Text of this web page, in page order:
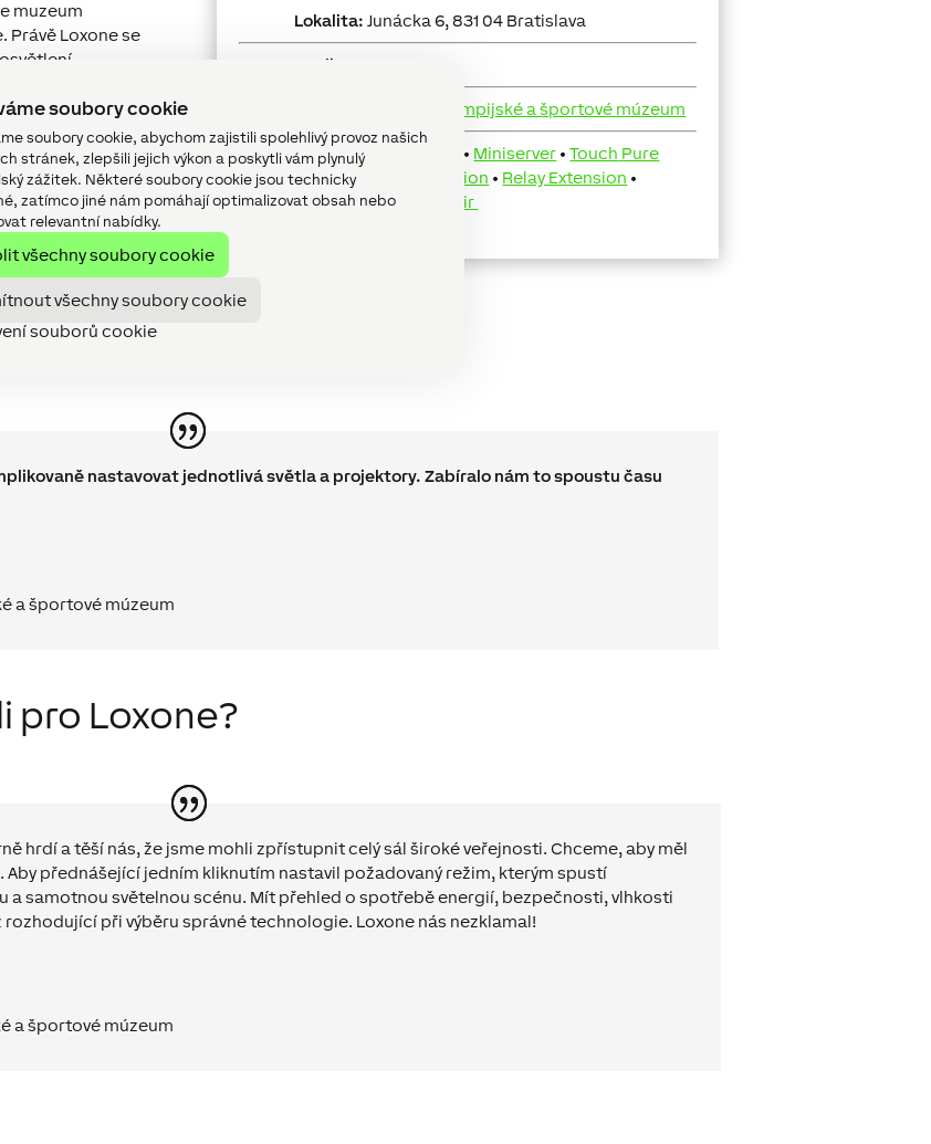
soubory cookie
soubory cookie, abychom zajistili spolehlivý provoz našich
stránek, zlepšili jejich výkon a poskytli vám plynulý
zážitek. Některé soubory cookie jsou technicky
zatímco jiné nám pomáhají optimalizovat obsah nebo
relevantní nabídky.
všechny soubory cookie
všechny soubory cookie
souborů cookie
muzeum
Právě Loxone se
energie.
správu celého
Při
síň automaticky
si pomocí
celé muzeum
funkcí,
. Dohlíží
kdy uvnitř
exponáty a
sálu. O to se lehce
Lokalita:Junácka 6, 831 04 Bratislava
Realizace:
Slovenské olympijské a športové múzeum
Loxone komponenty: • Miniserver •Touch Pure
Tree•Air Base Extension • Relay Extension •
Senzorpřítomnosti Air
nastavovat jednotlivá světla a projektory. Zabíralo nám to spoustu času
a športové múzeum
pro Loxone?
hrdí a těší nás, že jsme mohli zpřístupnit celý sál široké veřejnosti. Chceme, aby měl
přednášející jedním kliknutím nastavil požadovaný režim, kterým spustí
a samotnou světelnou scénu. Mít přehled o spotřebě energií, bezpečnosti, vlhkosti
při výběru správné technologie. Loxone nás nezklamal!
a športové múzeum